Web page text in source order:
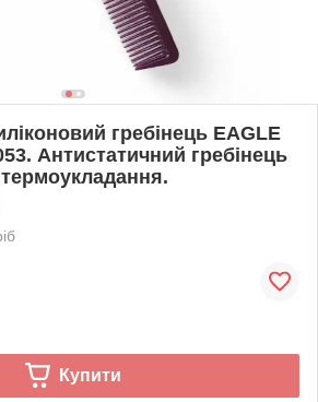
гребінець EAGLE
Антистатичний гребінець
Купити